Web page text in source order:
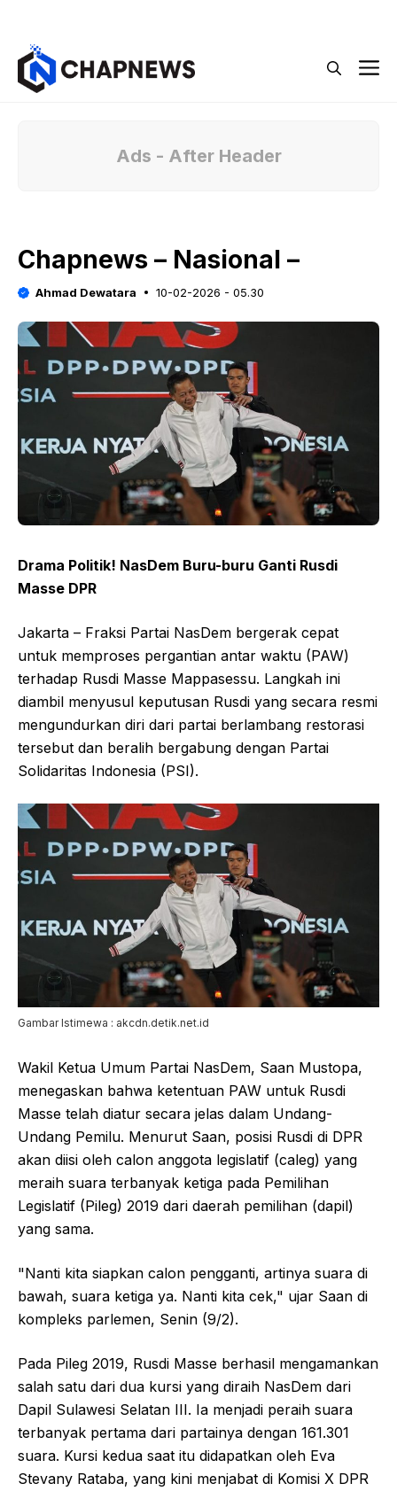
Ads - After Header
Chapnews – Nasional –
Ahmad Dewatara 10-02-2026 - 05.30
Drama Politik! NasDem Buru-buru Ganti Rusdi
Masse DPR
Jakarta – Fraksi Partai NasDem bergerak cepat
untuk memproses pergantian antar waktu (PAW)
terhadap Rusdi Masse Mappasessu. Langkah ini
diambil menyusul keputusan Rusdi yang secara resmi
mengundurkan diri dari partai berlambang restorasi
tersebut dan beralih bergabung dengan Partai
Solidaritas Indonesia (PSI).
Gambar Istimewa : akcdn.detik.net.id
Wakil Ketua Umum Partai NasDem, Saan Mustopa,
menegaskan bahwa ketentuan PAW untuk Rusdi
Masse telah diatur secara jelas dalam Undang-
Undang Pemilu. Menurut Saan, posisi Rusdi di DPR
akan diisi oleh calon anggota legislatif (caleg) yang
meraih suara terbanyak ketiga pada Pemilihan
Legislatif (Pileg) 2019 dari daerah pemilihan (dapil)
yang sama.
"Nanti kita siapkan calon pengganti, artinya suara di
bawah, suara ketiga ya. Nanti kita cek," ujar Saan di
kompleks parlemen, Senin (9/2).
Pada Pileg 2019, Rusdi Masse berhasil mengamankan
salah satu dari dua kursi yang diraih NasDem dari
Dapil Sulawesi Selatan III. Ia menjadi peraih suara
terbanyak pertama dari partainya dengan 161.301
suara. Kursi kedua saat itu didapatkan oleh Eva
Stevany Rataba, yang kini menjabat di Komisi X DPR